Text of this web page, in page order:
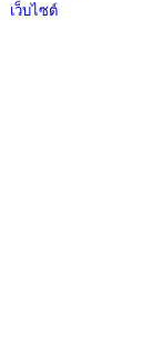
เว็บไซต์